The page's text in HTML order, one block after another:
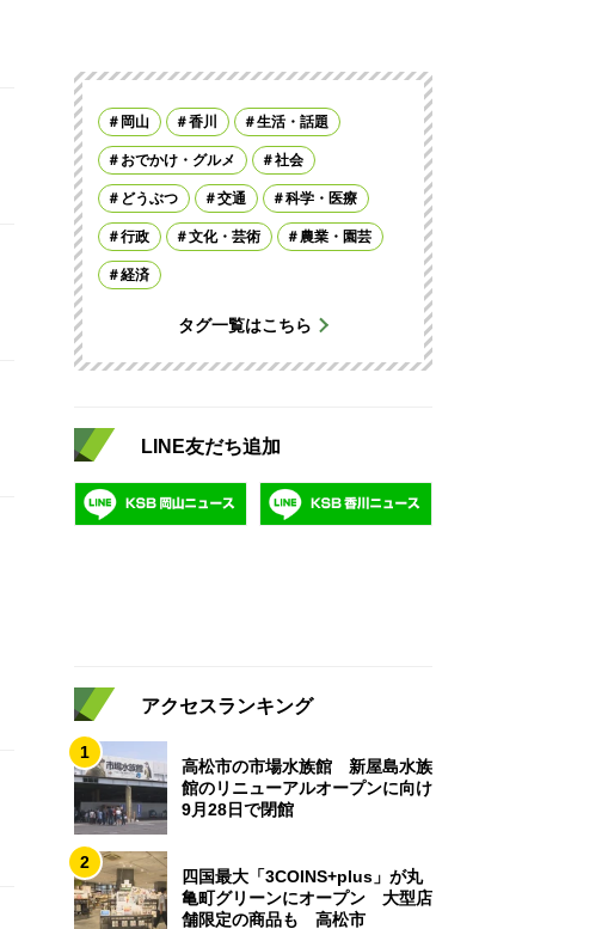
岡山 香川 生活・話題
おでかけ・グルメ 社会
どうぶつ 交通 科学・医療
行政 文化・芸術 農業・園芸
経済
タグ一覧はこちら
LINE友だち追加
アクセスランキング
1
高松市の市場水族館 新屋島水族
館のリニューアルオープンに向け
9月28日で閉館
2
四国最大「3COINS+plus」が丸
亀町グリーンにオープン 大型店
舗限定の商品も 高松市